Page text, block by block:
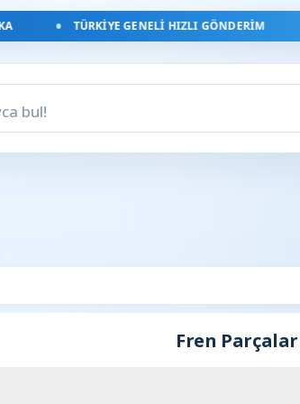
TÜRKIYE GENELI HIZLI GÖNDERIM
Fren